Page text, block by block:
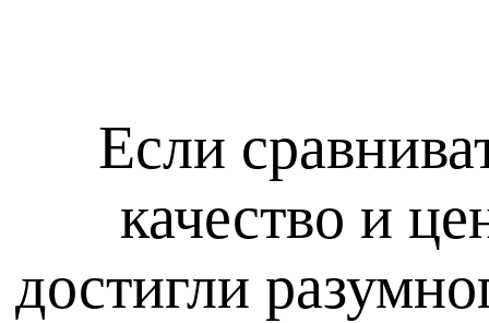
Если
качество и
достигли